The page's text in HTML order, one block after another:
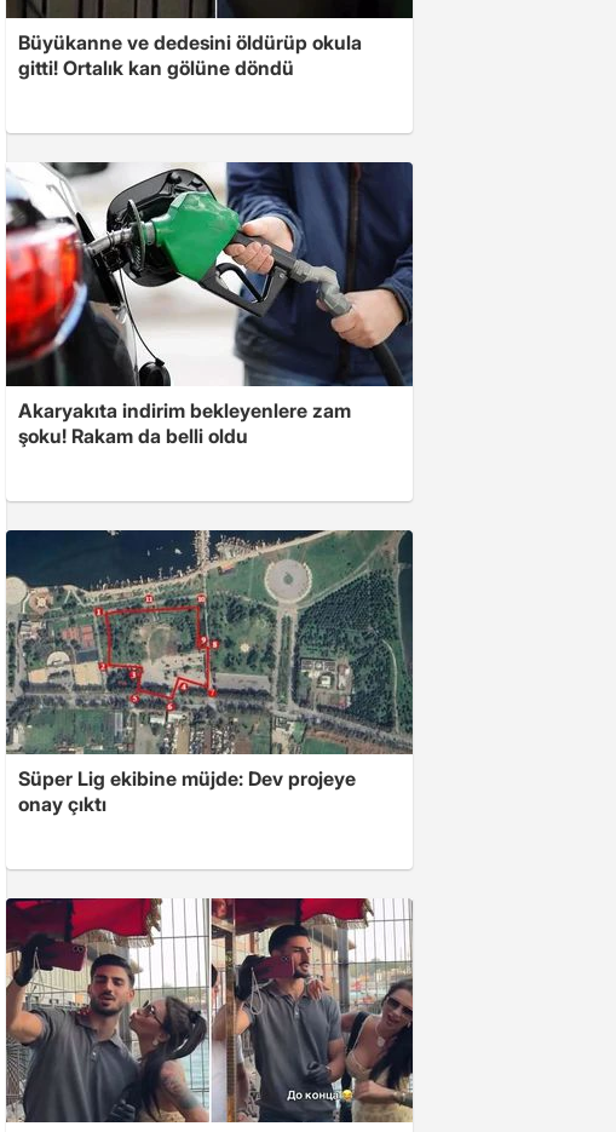
Büyükanne ve dedesini öldürüp okula
gitti! Ortalık kan gölüne döndü
Akaryakıta indirim bekleyenlere zam
şoku! Rakam da belli oldu
Süper Lig ekibine müjde: Dev projeye
onay çıktı